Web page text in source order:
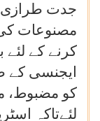
جدت
مصنوعات
کرنے کے لئے
ایجنسی کے
کو مضبوط،
لئےتاکہ